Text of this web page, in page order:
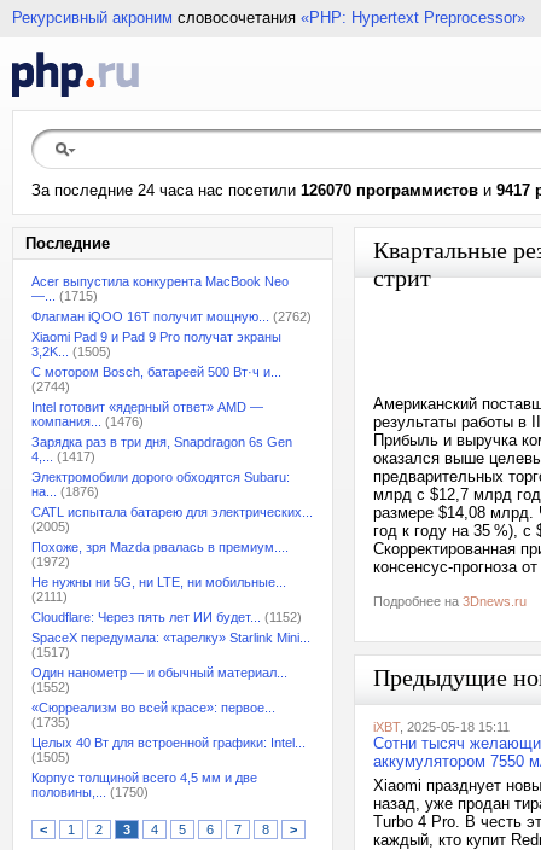
Рекурсивный акроним словосочетания «PHP: Hypertext Preprocessor»
За последние 24 часа нас посетили 126070 программистов и 9417
Последние
Acer выпустила конкурента MacBook Neo
—...
(1715)
Флагман iQOO 16T получит мощную...
(2762)
Xiaomi Pad 9 и Pad 9 Pro получат экраны
3,2K...
(1505)
С мотором Bosch, батареей 500 Вт·ч и...
(2744)
Intel готовит «ядерный ответ» AMD —
компания...
(1476)
Зарядка раз в три дня, Snapdragon 6s Gen
4,...
(1417)
Электромобили дорого обходятся Subaru:
на...
(1876)
CATL испытала батарею для электрических...
(2005)
Похоже, зря Mazda рвалась в премиум....
(1972)
Не нужны ни 5G, ни LTE, ни мобильные...
(2111)
Cloudflare: Через пять лет ИИ будет...
(1152)
SpaceX передумала: «тарелку» Starlink Mini...
(1517)
Один нанометр — и обычный материал...
(1552)
«Сюрреализм во всей красе»: первое...
(1735)
Целых 40 Вт для встроенной графики: Intel...
(1505)
Корпус толщиной всего 4,5 мм и две
половины,...
(1750)
< 1 2 3 4 5 6 7 8 >
Квартальные
стрит
Американский
результаты работы в
Прибыль и выручка
оказался выше
предварительных
млрд с $12,7 млрд
размере $14,08 млрд.
год к году на 35 %),
Скорректированная
консенсус-прогноза
Подробнее на 3Dnews.ru
Предыдущие
iXBT, 2025-05-18 15:11
Сотни тысяч
аккумулятором 7550
Xiaomi празднует
назад, уже продан
Turbo 4 Pro. В честь
каждый, кто купит